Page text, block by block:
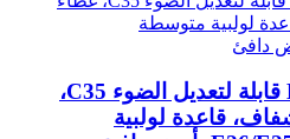
لمبة فتيل LED قابلة لتعديل الضوء C35،
قاعدة لولبية